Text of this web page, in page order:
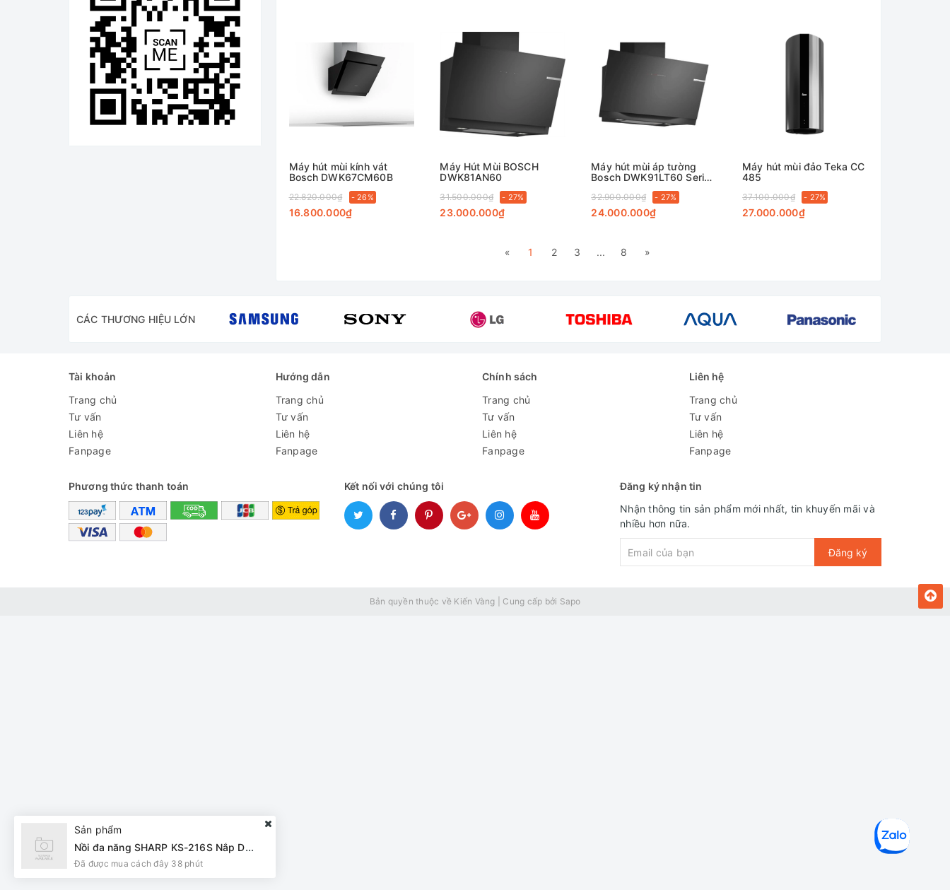
Máy hút mùi kính vát
Bosch DWK67CM60B
22.820.000₫ - 26%
16.800.000₫
Máy Hút Mùi BOSCH
DWK81AN60
31.500.000₫ - 27%
23.000.000₫
Máy hút mùi áp tường
Bosch DWK91LT60 Serie
32.900.000₫ - 27%
24.000.000₫
Máy hút mùi đảo Teka CC
485
37.100.000₫ - 27%
27.000.000₫
« 1 2 3 ... 8 »
CÁC THƯƠNG HIỆU LỚN
Tài khoản
Trang chủ
Tư vấn
Liên hệ
Fanpage
Hướng dẫn
Trang chủ
Tư vấn
Liên hệ
Fanpage
Chính sách
Trang chủ
Tư vấn
Liên hệ
Fanpage
Liên hệ
Trang chủ
Tư vấn
Liên hệ
Fanpage
Phương thức thanh toán Kết nối với chúng tôi
Đăng ký nhận tin
Nhận thông tin sản phẩm mới nhất, tin khuyến mãi và
nhiều hơn nữa.
Đăng ký
Bản quyền thuộc về Kiến Vàng Cung cấp bởi Sapo
Sản phẩm
Nồi đa năng SHARP KS-216S Nắp Dời lòng INOX 6L
Đã được mua cách đây 38 phút